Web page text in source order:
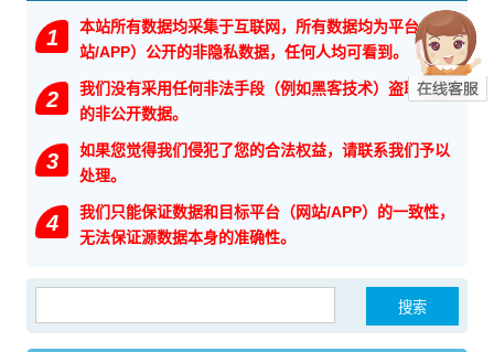
1
本站所有数据均采集于互联网，所有数据均为平台（网
站/APP）公开的非隐私数据，任何人均可看到。
2
我们没有采用任何非法手段（例如黑客技术）盗取网站
的非公开数据。
3
如果您觉得我们侵犯了您的合法权益，请联系我们予以
处理。
4
我们只能保证数据和目标平台（网站/APP）的一致性，
无法保证源数据本身的准确性。